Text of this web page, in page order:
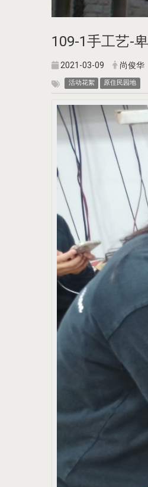
109-1手工艺-
2021-03-09 尚俊华
活动花絮 原住民园地